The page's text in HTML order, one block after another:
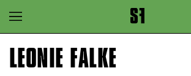
Zur Hauptnavigation springen
Zum Hauptinhalt springen
LEONIE FALKE